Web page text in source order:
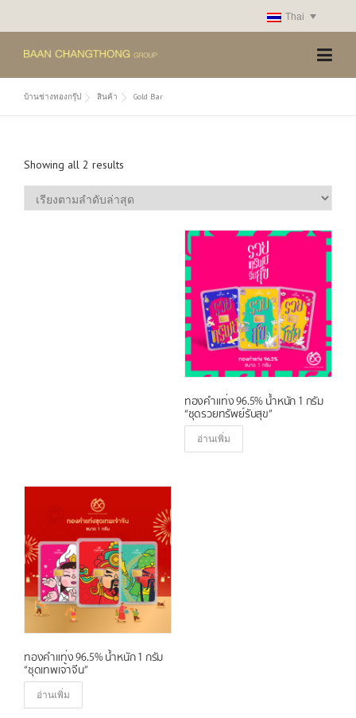
Thai
บ้านช่างทองกรุ๊ป สินค้า Gold Bar
Showing all 2 results
r
ทองคำแท่ง 96.5% น้ำหนัก 1 กรัม
“ชุดรวยทรัพย์รับสุข”
อ่านเพิ่ม
ทองคำแท่ง 96.5% น้ำหนัก 1 กรัม
“ชุดเทพเจ้าจีน”
อ่านเพิ่ม